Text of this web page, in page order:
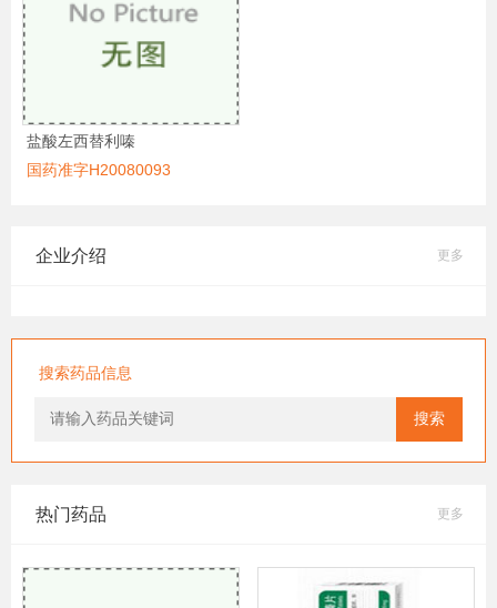
盐酸左西替利嗪
国药准字H20080093
企业介绍 更多
搜索药品信息
搜索
热门药品 更多